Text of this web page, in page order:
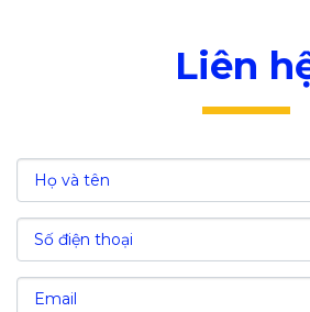
nghiệp Phố Nối A
V. Các ưu đãi đầu tư khu công
- Ưu đãi thuế nhập khẩu
VI. Các chi phí đầu tư khu
A
VII. Nguồn lao động và chi phí
công nghiệp Phố Nối A
Liên